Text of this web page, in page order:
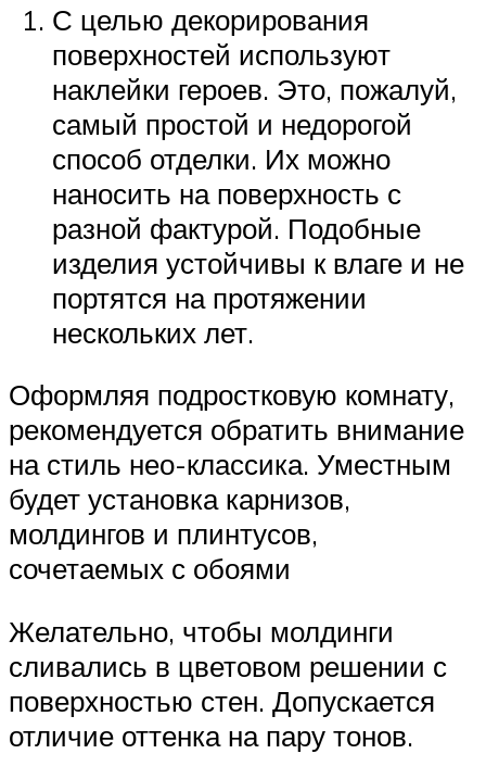
С целью декорирования
поверхностей используют
наклейки героев. Это, пожалуй,
самый простой и недорогой
способ отделки. Их можно
наносить на поверхность с
разной фактурой. Подобные
изделия устойчивы к влаге и не
портятся на протяжении
нескольких лет.
Оформляя подростковую комнату,
рекомендуется обратить внимание
на стиль нео-классика. Уместным
будет установка карнизов,
молдингов и плинтусов,
сочетаемых с обоями
Желательно, чтобы молдинги
сливались в цветовом решении с
поверхностью стен. Допускается
отличие оттенка на пару тонов.